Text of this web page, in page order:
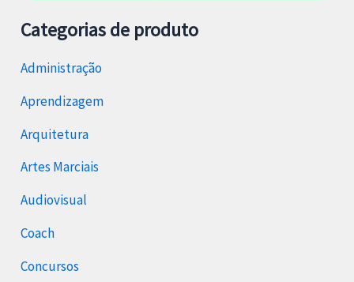
Categorias de produto
Administração
Aprendizagem
Arquitetura
Artes Marciais
Audiovisual
Coach
Concursos